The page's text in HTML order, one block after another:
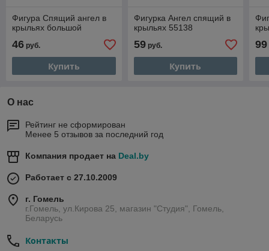
Фигура Спящий ангел в
крыльях большой
46 руб.
Купить
Фигурка Ангел спящий в
крыльях 55138
59руб.
Купить
99
О нас
Рейтинг не сформирован
Менее 5 отзывов за последний год
Компания продает на Deal.by
Работает с 27.10.2009
г. Гомель
г.Гомель, ул.Кирова 25, магазин "Студия", Гомель,
Беларусь
Контакты